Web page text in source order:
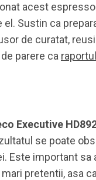
acest
Sustin ca
de curatat,
parere ca
Executive
se poate
Este important sa
pretentii, asa